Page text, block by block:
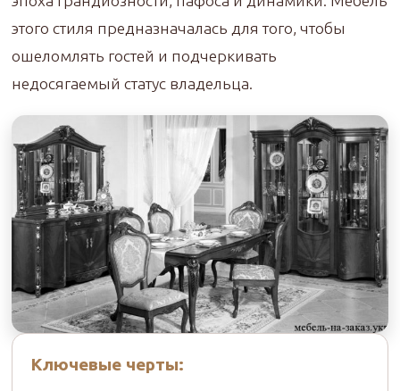
этого стиля предназначалась для того, чтобы
ошеломлять гостей и подчеркивать
недосягаемый статус владельца.
Ключевые черты: